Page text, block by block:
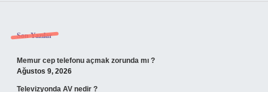
Sidebar
Son Yazılar
Memur cep telefonu açmak zorunda mı ?
Ağustos 9, 2026
Televizyonda AV nedir ?